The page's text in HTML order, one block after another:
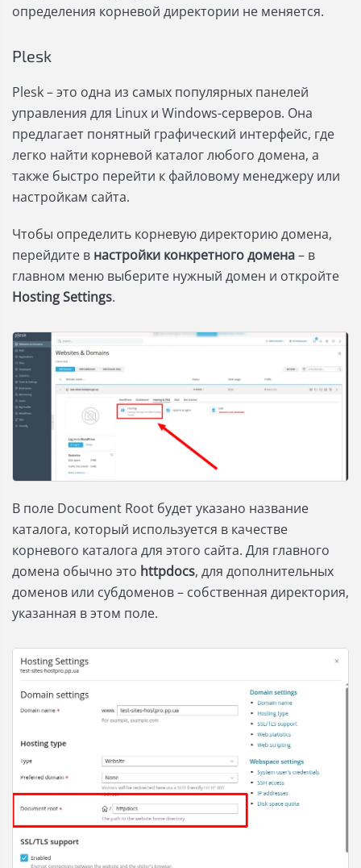
определения корневой директории не меняется.
Plesk
Plesk – это одна из самых популярных панелей
управления для Linux и Windows-серверов. Она
предлагает понятный графический интерфейс, где
легко найти корневой каталог любого домена, а
также быстро перейти к файловому менеджеру или
настройкам сайта.
Чтобы определить корневую директорию домена,
перейдите в настройки конкретного домена– в
главном меню выберите нужный домен и откройте
Hosting Settings.
В поле Document Root будет указано название
каталога, который используется в качестве
корневого каталога для этого сайта. Для главного
домена обычно это httpdocs, для дополнительных
доменов или субдоменов – собственная директория,
указанная в этом поле.